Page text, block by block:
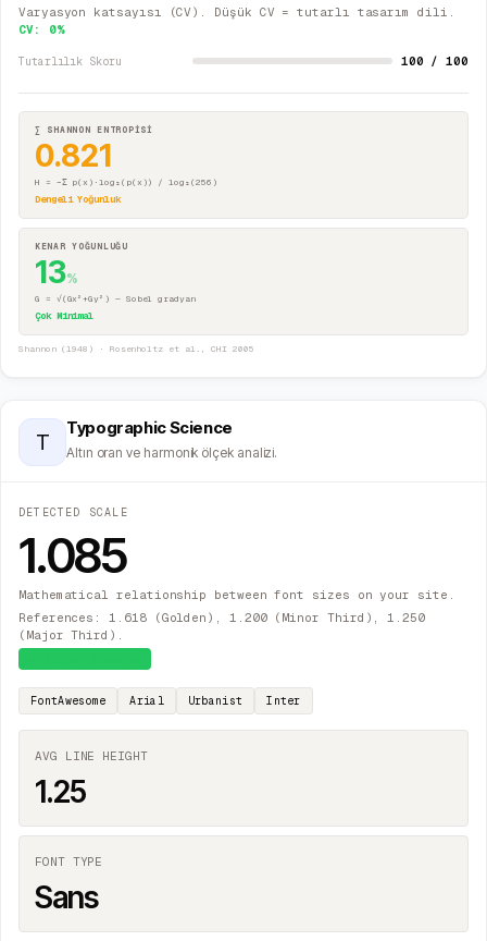
Varyasyon katsayısı (CV). Düşük CV = tutarlı tasarım dili.
CV: 0%
Tutarlılık Skoru 100 / 100
∑ SHANNON ENTROPİSİ
0.821
H = −Σ p(x)·log₂(p(x)) / log₂(256)
Dengeli Yoğunluk
KENAR YOĞUNLUĞU
13%
G = √(Gx²+Gy²) — Sobel gradyan
Çok Minimal
Shannon (1948) · Rosenholtz et al., CHI 2005
T
Typographic Science
Altın oran ve harmonik ölçek analizi.
DETECTED SCALE
1.085
Mathematical relationship between font sizes on your site.
References: 1.618 (Golden), 1.200 (Minor Third), 1.250
(Major Third).
FontAwesome Arial Urbanist Inter
AVG LINE HEIGHT
1.25
FONT TYPE
Sans